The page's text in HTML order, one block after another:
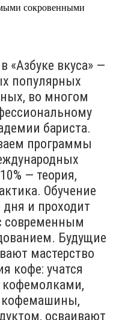
сокровенными
«Азбуке вкуса» —
популярных
во многом
бариста.
программы
— теория,
Обучение
и проходит
современным
Будущие
мастерство
кофе: учатся
кофемолками,
кофемашины,
осваивают